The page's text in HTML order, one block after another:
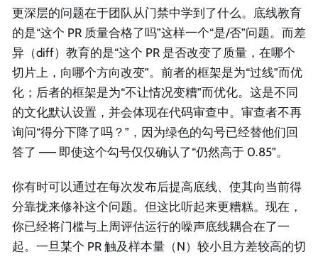
更深层的问题在于团队从门禁中学到了什么。底线教育
的是“这个 PR 质量合格了吗”这样一个“是/否”问题。而差
异（diff）教育的是“这个 PR 是否改变了质量，在哪个
切片上，向哪个方向改变”。前者的框架是为“过线”而优
化；后者的框架是为“不让情况变糟”而优化。这是不同
的文化默认设置，并会体现在代码审查中。审查者不再
询问“得分下降了吗？”，因为绿色的勾号已经替他们回
答了 —— 即使这个勾号仅仅确认了“仍然高于 0.85”。
你有时可以通过在每次发布后提高底线、使其向当前得
分靠拢来修补这个问题。但这比听起来更糟糕。现在，
你已经将门槛与上周评估运行的噪声底线耦合在了一
起。一旦某个 PR 触及样本量（N）较小且方差较高的切